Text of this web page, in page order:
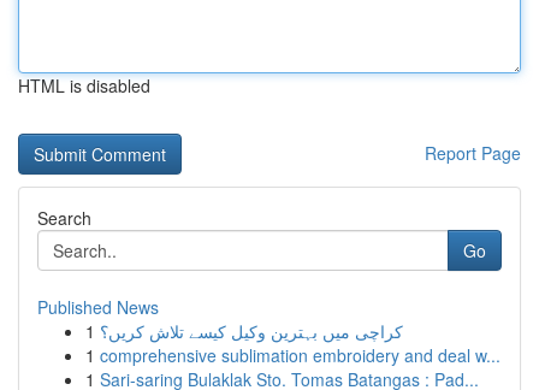
HTML is disabled
Report Page
Search
Go
Published News
1 کراچی میں بہترین وکیل کیسے تلاش کریں؟
1 comprehensive sublimation embroidery and deal w...
1 Sari-saring Bulaklak Sto. Tomas Batangas : Pad...